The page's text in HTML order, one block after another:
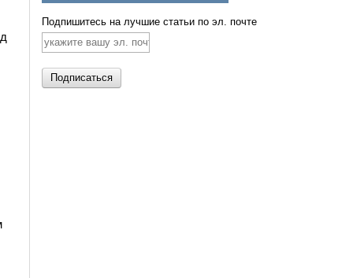
Подпишитесь на лучшие статьи по эл. почте